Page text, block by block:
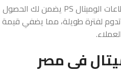
الاستثمار في المورد المناسب لقطاعات الوميتال PS يضمن لك الحصول
تدوم لفترة طويلة، مما يضفي قيمة
فى مصر